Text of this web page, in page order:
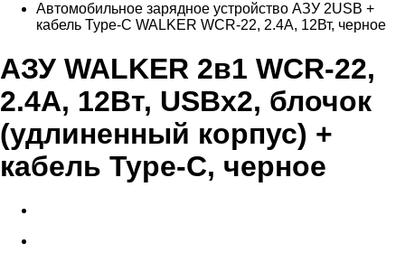
Автомобильное зарядное устройство АЗУ 2USB +
кабель Type-C WALKER WCR-22, 2.4А, 12Вт, черное
AЗУ WALKER 2в1 WCR-22,
2.4А, 12Вт, USBx2, блочок
(удлиненный корпус) +
кабель Type-C, черное